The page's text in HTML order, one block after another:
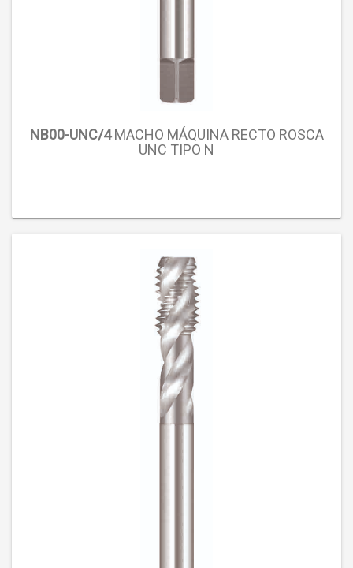
NB00-UNC/4MACHO MÁQUINA RECTO ROSCA
UNC TIPO N